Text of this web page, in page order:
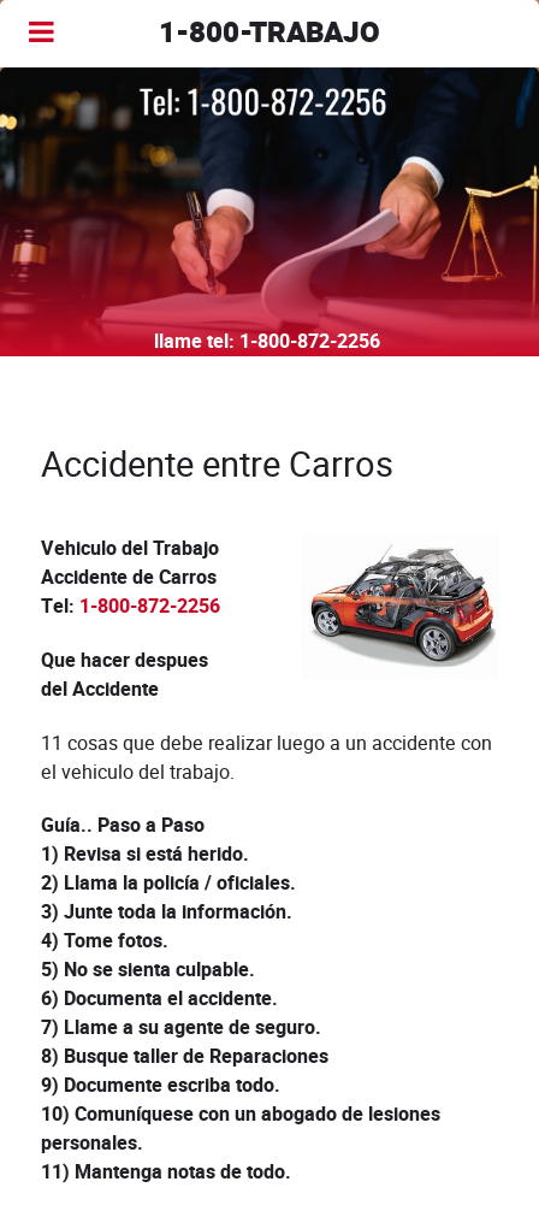
1-800-TRABAJO
llame tel: 1-800-872-2256
Accidente entre Carros
Vehiculo del Trabajo
Accidente de Carros
Tel: 1-800-872-2256
Que hacer despues
delAccidente
11 cosas que debe realizar luego a un accidente con
el vehiculo del trabajo.
Guía.. Paso a Paso
1) Revisa si está herido.
2) Llama la policía / oficiales.
3) Junte toda la información.
4) Tome fotos.
5) No se sienta culpable.
6) Documenta el accidente.
7) Llame a su agente de seguro.
8) Busque taller de Reparaciones
9) Documente escriba todo.
10) Comuníquese con un abogado de lesiones
personales.
11) Mantenga notas de todo.